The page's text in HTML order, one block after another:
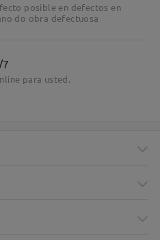
posible en defectos en
do obra defectuosa
para usted.